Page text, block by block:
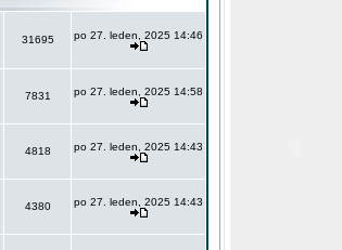
31695 po 27. leden, 2025 14:46
7831 po 27. leden, 2025 14:58
4818 po 27. leden, 2025 14:43
4380 po 27. leden, 2025 14:43